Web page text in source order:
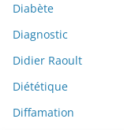
Diabète
Diagnostic
Didier Raoult
Diététique
Diffamation